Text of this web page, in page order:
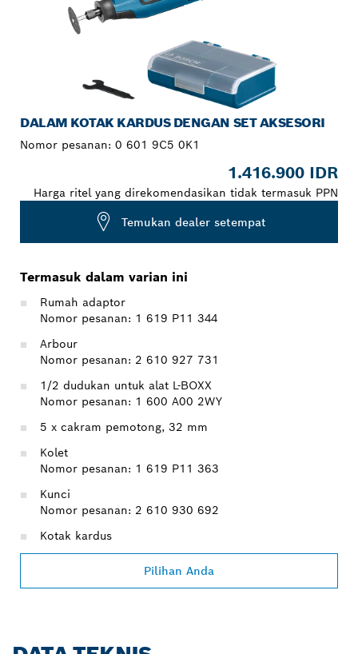
DALAM KOTAK KARDUS DENGAN SET AKSESORI
Nomor pesanan: 0 601 9C5 0K1
1.416.900 IDR
Harga ritel yang direkomendasikan tidak termasuk PPN
Temukan dealer setempat
Termasuk dalam varian ini
Rumah adaptor
Nomor pesanan: 1 619 P11 344
Arbour
Nomor pesanan: 2 610 927 731
1/2 dudukan untuk alat L-BOXX
Nomor pesanan: 1 600 A00 2WY
5 x cakram pemotong, 32 mm
Kolet
Nomor pesanan: 1 619 P11 363
Kunci
Nomor pesanan: 2 610 930 692
Kotak kardus
Pilihan Anda